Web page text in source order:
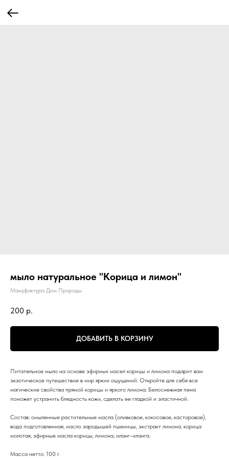
мыло натуральное "Корица и лимон"
Мануфактура Дом Природы
200 р.
ДОБАВИТЬ В КОРЗИНУ
Питательное мыло на основе эфирных масел корицы и лимона подарит вам
экзотическое путешествие в мир ярких ощущений. Откройте для себя все
магические свойства пряной корицы и яркого лимона. Белоснежная пена
поможет устранить бледность кожи, сделать ее гладкой и эластичной.
Состав: омыленные растительные масла (оливковое, кокосовое, касторовое),
вода подготовленная, масло зародышей пшеницы, экстракт лимона, корица
молотая, эфирные масла корицы, лимона, иланг-иланга.
Масса нетто: 100 г.